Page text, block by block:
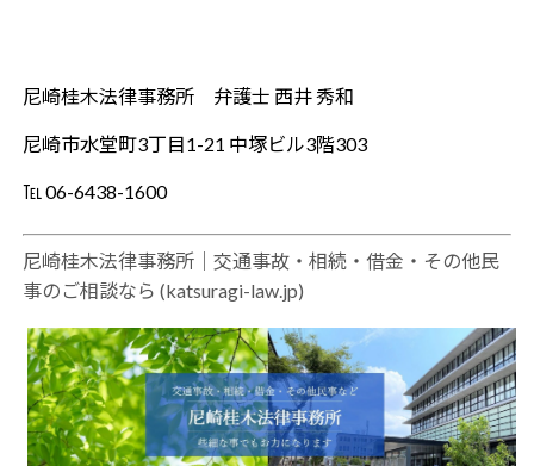
尼崎桂木法律事務所 弁護士 西井 秀和
尼崎市水堂町3丁目1-21 中塚ビル3階303
℡ 06-6438-1600
尼崎桂木法律事務所｜交通事故・相続・借金・その他民
事のご相談なら (katsuragi-law.jp)